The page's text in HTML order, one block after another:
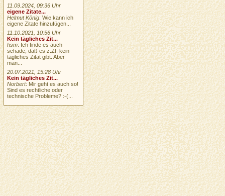
11.09.2024, 09:36 Uhr
eigene Zitate...
Helmut König: Wie kann ich
eigene Zitate hinzufügen...
11.10.2021, 10:56 Uhr
Kein tägliches Zit...
hsm: Ich finde es auch
schade, daß es z.Zt. kein
tägliches Zitat gibt. Aber
man...
20.07.2021, 15:28 Uhr
Kein tägliches Zit...
Norbert: Mir geht es auch so!
Sind es rechtliche oder
technische Probleme? :-(...